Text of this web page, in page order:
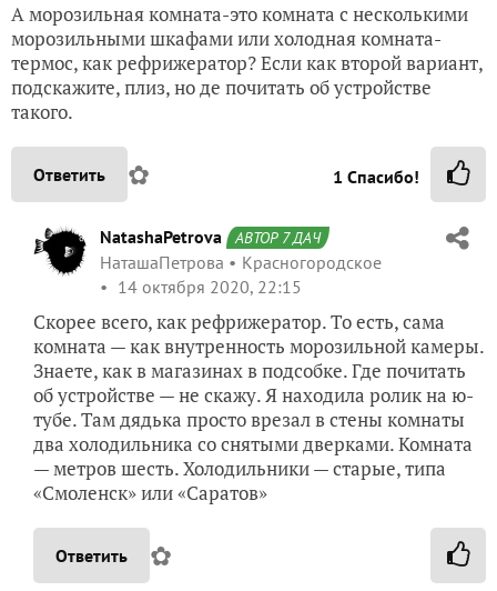
А морозильная комната-это комната с несколькими
морозильными шкафами или холодная комната-
термос, как рефрижератор? Если как второй вариант,
подскажите, плиз, но де почитать об устройстве
такого.
Ответить ✿ 1 Спасибо!
NatashaPetrova АВТОР 7 ДАЧ
НаташаПетрова
Красногородское
14 октября 2020, 22:15
Скорее всего, как рефрижератор. То есть, сама
комната — как внутренность морозильной камеры.
Знаете, как в магазинах в подсобке. Где почитать
об устройстве — не скажу. Я находила ролик на ю-
тубе. Там дядька просто врезал в стены комнаты
два холодильника со снятыми дверками. Комната
— метров шесть. Холодильники — старые, типа
«Смоленск» или «Саратов»
Ответить ✿